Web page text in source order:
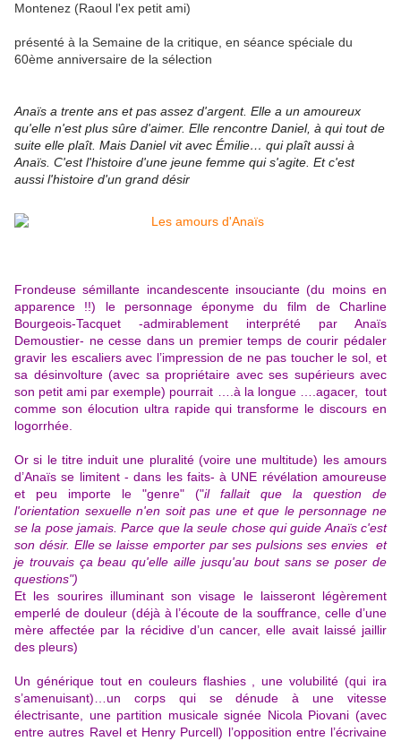
Montenez (Raoul l'ex petit ami)
présenté à la Semaine de la critique, en séance spéciale du
60ème anniversaire de la sélection
Anaïs a trente ans et pas assez d'argent. Elle a un amoureux
qu'elle n'est plus sûre d'aimer. Elle rencontre Daniel, à qui tout de
suite elle plaît. Mais Daniel vit avec Émilie… qui plaît aussi à
Anaïs. C'est l'histoire d'une jeune femme qui s'agite. Et c'est
aussi l'histoire d'un grand désir
Frondeuse sémillante incandescente insouciante (du moins en
apparence !!) le personnage éponyme du film de Charline
Bourgeois-Tacquet -admirablement interprété par Anaïs
Demoustier- ne cesse dans un premier temps de courir pédaler
gravir les escaliers avec l’impression de ne pas toucher le sol, et
sa désinvolture (avec sa propriétaire avec ses supérieurs avec
son petit ami par exemple) pourrait ….à la longue ….agacer, tout
comme son élocution ultra rapide qui transforme le discours en
logorrhée.
Or si le titre induit une pluralité (voire une multitude) les amours
d’Anaïs se limitent - dans les faits- à UNE révélation amoureuse
et peu importe le "genre" ("il fallait que la question de
l'orientation sexuelle n'en soit pas une et que le personnage ne
se la pose jamais. Parce que la seule chose qui guide Anaïs c'est
son désir. Elle se laisse emporter par ses pulsions ses envies et
je trouvais ça beau qu'elle aille jusqu'au bout sans se poser de
questions")
Et les sourires illuminant son visage le laisseront légèrement
emperlé de douleur (déjà à l’écoute de la souffrance, celle d’une
mère affectée par la récidive d’un cancer, elle avait laissé jaillir
des pleurs)
Un générique tout en couleurs flashies , une volubilité (qui ira
s’amenuisant)…un corps qui se dénude à une vitesse
électrisante, une partition musicale signée Nicola Piovani (avec
entre autres Ravel et Henry Purcell) l’opposition entre l’écrivaine